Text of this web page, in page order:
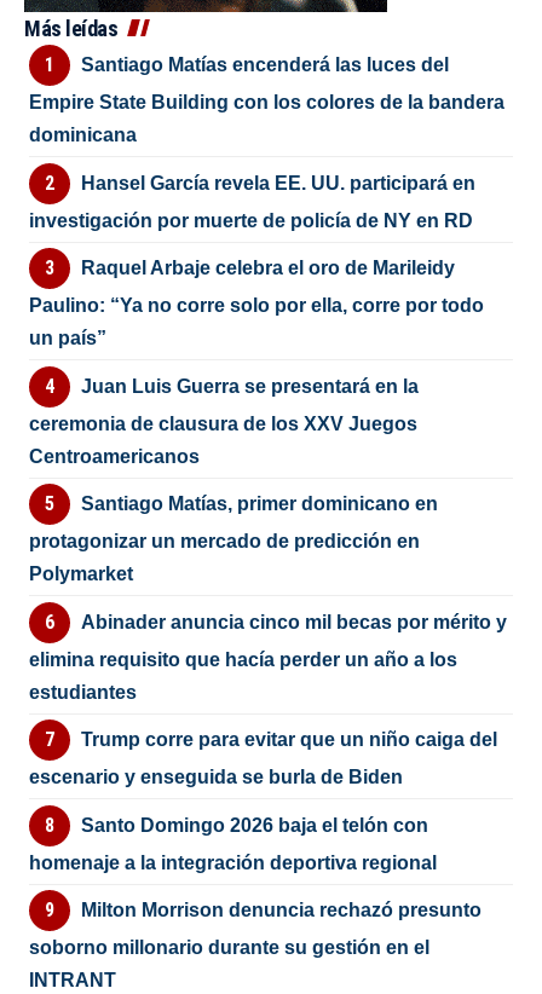
Más leídas
Santiago Matías encenderá las luces del
Empire State Building con los colores de la bandera
dominicana
Hansel García revela EE. UU. participará en
investigación por muerte de policía de NY en RD
Raquel Arbaje celebra el oro de Marileidy
Paulino: “Ya no corre solo por ella, corre por todo
un país”
Juan Luis Guerra se presentará en la
ceremonia de clausura de los XXV Juegos
Centroamericanos
Santiago Matías, primer dominicano en
protagonizar un mercado de predicción en
Polymarket
Abinader anuncia cinco mil becas por mérito y
elimina requisito que hacía perder un año a los
estudiantes
Trump corre para evitar que un niño caiga del
escenario y enseguida se burla de Biden
Santo Domingo 2026 baja el telón con
homenaje a la integración deportiva regional
Milton Morrison denuncia rechazó presunto
soborno millonario durante su gestión en el
INTRANT